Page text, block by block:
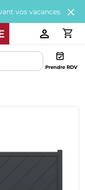
avec200€
Prendre RDV